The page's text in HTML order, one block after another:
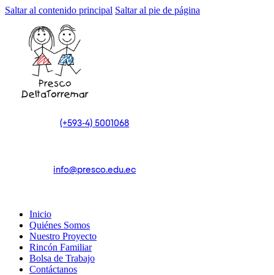
Saltar al contenido principal Saltar al pie de página
(+593-4) 5001068
info@presco.edu.ec
Inicio
Quiénes Somos
Nuestro Proyecto
Rincón Familiar
Bolsa de Trabajo
Contáctanos